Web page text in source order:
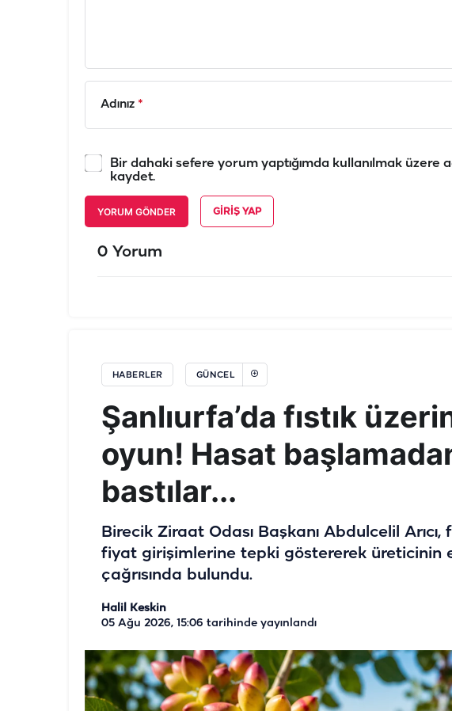
Adınız *
Bir dahaki sefere yorum yaptığımda kullanılmak üzere
kaydet.
YORUM GÖNDER GIRIŞ YAP
0 Yorum
HABERLER GÜNCEL
Şanlıurfa’da fıstık
oyun! Hasat
bastılar...
Birecik Ziraat Odası Başkanı Abdulcelil Arıcı,
fiyat girişimlerine tepki göstererek üreticinin
çağrısında bulundu.
Halil Keskin
05 Ağu 2026, 15:06 tarihinde yayınlandı